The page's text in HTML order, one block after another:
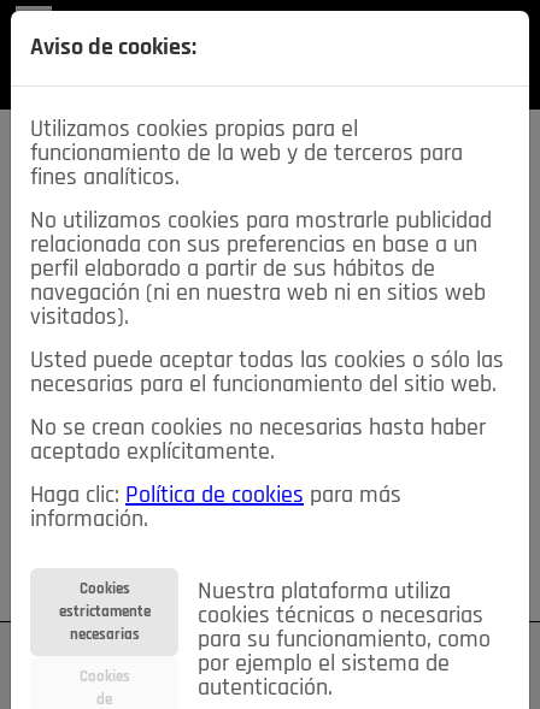
SECCIONES
descarga esta
REVISTA
≡NOTICIAS
NOTICIAS SERVICIOS DE INTERÉS
TABLÓN DE ANUNCIOS MIS ANUNCIOS CONTACTO
NOSOTROS
Su cuenta Regístrese ¿Olvidó su contraseña?
Aviso de cookies:
Utilizamos cookies propias para el
funcionamiento de la web y de terceros para
fines analíticos.
No utilizamos cookies para mostrarle publicidad
relacionada con sus preferencias en base a un
perfil elaborado a partir de sus hábitos de
navegación (ni en nuestra web ni en sitios web
visitados).
Usted puede aceptar todas las cookies o sólo las
necesarias para el funcionamiento del sitio web.
No se crean cookies no necesarias hasta haber
aceptado explícitamente.
Haga clic: Política de cookies para más
información.
Cookies
estrictamente
necesarias
Cookies
de
Nuestra plataforma utiliza
cookies técnicas o necesarias
para su funcionamiento, como
por ejemplo el sistema de
autenticación.